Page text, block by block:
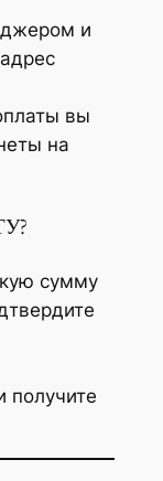
и
вы
на
сумму
получите